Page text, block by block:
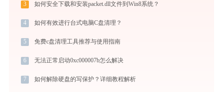
3 如何安全下载和安装packet.dll文件到Win8系统？
4 如何有效进行台式电脑C盘清理？
5 免费c盘清理工具推荐与使用指南
6 无法正常启动0xc000007b怎么解决
7 如何解除硬盘的写保护？详细教程解析